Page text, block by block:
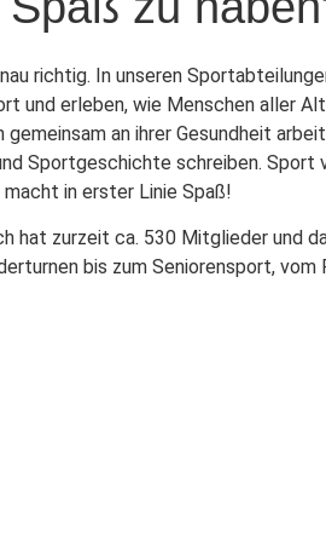
richtig. In unseren
und erleben, wie Menschen aller
an ihrer Gesundheit
Sportgeschichte schreiben. Sport
in erster Linie Spaß!
hat zurzeit ca. 530 Mitglieder und
bis zum Seniorensport, vom